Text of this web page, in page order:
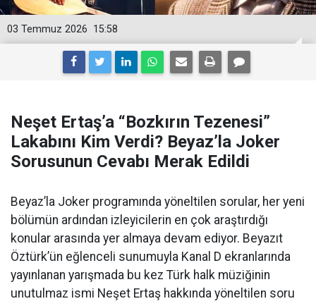
15:58
03 Temmuz 2026
Neşet Ertaş’a “Bozkırın Tezenesi”
Lakabını Kim Verdi? Beyaz’la Joker
Sorusunun Cevabı Merak Edildi
Beyaz’la Joker programında yöneltilen sorular, her yeni
bölümün ardından izleyicilerin en çok araştırdığı
konular arasında yer almaya devam ediyor. Beyazıt
Öztürk’ün eğlenceli sunumuyla Kanal D ekranlarında
yayınlanan yarışmada bu kez Türk halk müziğinin
unutulmaz ismi Neşet Ertaş hakkında yöneltilen soru